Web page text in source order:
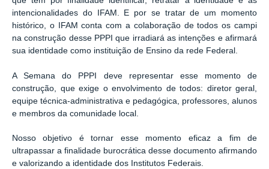
intencionalidades do IFAM. E por se tratar de um momento
histórico, o IFAM conta com a colaboração de todos os campi
na construção desse PPPI que irradiará as intenções e afirmará
sua identidade como instituição de Ensino da rede Federal.
A Semana do PPPI deve representar esse momento de
construção, que exige o envolvimento de todos: diretor geral,
equipe técnica-administrativa e pedagógica, professores, alunos
e membros da comunidade local.
Nosso objetivo é tornar esse momento eficaz a fim de
ultrapassar a finalidade burocrática desse documento afirmando
e valorizando a identidade dos Institutos Federais.